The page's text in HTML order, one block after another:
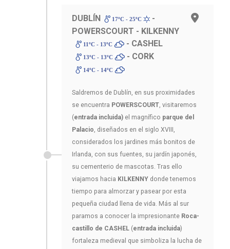
DUBLÍN 17ºC - 25ºC
-
POWERSCOURT - KILKENNY
11ºC - 13ºC - CASHEL
13ºC - 13ºC - CORK
14ºC - 14ºC
Saldremos de Dublín, en sus proximidades
se encuentra POWERSCOURT , visitaremos
(entrada incluida) el magnífico parque del
Palacio , diseñados en el siglo XVIII,
considerados los jardines más bonitos de
Irlanda, con sus fuentes, su jardín japonés,
su cementerio de mascotas. Tras ello
viajamos hacia KILKENNY donde tenemos
tiempo para almorzar y pasear por esta
pequeña ciudad llena de vida. Más al sur
paramos a conocer la impresionante Roca-
castillo de CASHEL (entrada incluida)
fortaleza medieval que simboliza la lucha de